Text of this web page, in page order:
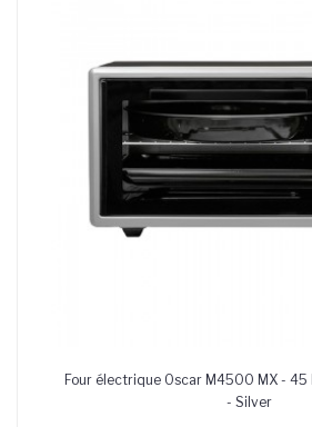
Four électrique Oscar M4500 MX -
- Silver